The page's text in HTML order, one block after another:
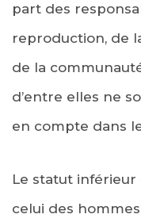
part des
reproduction, de
de la
d’entre elles ne
en compte dans
Le statut
celui des